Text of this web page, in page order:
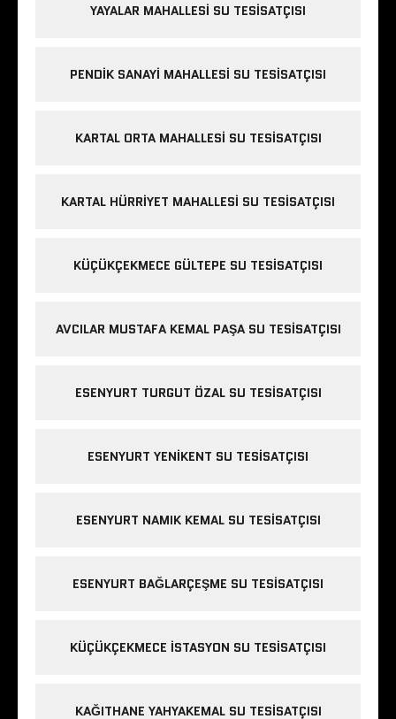
YAYALAR MAHALLESI SU TESISATÇISI
PENDIK SANAYI MAHALLESI SU TESISATÇISI
KARTAL ORTA MAHALLESI SU TESISATÇISI
KARTAL HÜRRIYET MAHALLESI SU TESISATÇISI
KÜÇÜKÇEKMECE GÜLTEPE SU TESISATÇISI
AVCILAR MUSTAFA KEMAL PAŞA SU TESISATÇISI
ESENYURT TURGUT ÖZAL SU TESISATÇISI
ESENYURT YENIKENT SU TESISATÇISI
ESENYURT NAMIK KEMAL SU TESISATÇISI
ESENYURT BAĞLARÇEŞME SU TESISATÇISI
KÜÇÜKÇEKMECE ISTASYON SU TESISATÇISI
KAĞITHANE YAHYAKEMAL SU TESISATÇISI